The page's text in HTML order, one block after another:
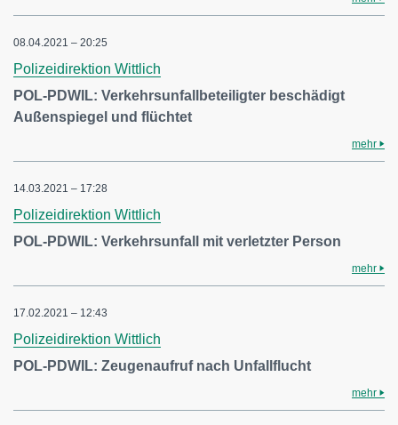
08.04.2021 – 20:25
Polizeidirektion Wittlich
POL-PDWIL: Verkehrsunfallbeteiligter beschädigt
Außenspiegel und flüchtet
mehr
14.03.2021 – 17:28
Polizeidirektion Wittlich
POL-PDWIL: Verkehrsunfall mit verletzter Person
mehr
17.02.2021 – 12:43
Polizeidirektion Wittlich
POL-PDWIL: Zeugenaufruf nach Unfallflucht
mehr